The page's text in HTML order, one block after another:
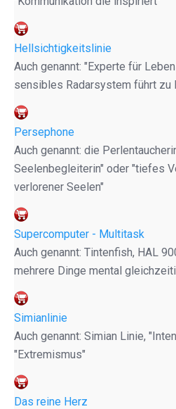
Hellsichtigkeitslinie
Auch genannt: "Experte für
sensibles Radarsystem führt zu
Persephone
Auch genannt: die
Seelenbegleiterin" oder "tiefes
verlorener Seelen"
Supercomputer - Multitask
Auch genannt: Tintenfish, HAL
mehrere Dinge mental
Simianlinie
Auch genannt: Simian Linie,
"Extremismus"
Das reine Herz